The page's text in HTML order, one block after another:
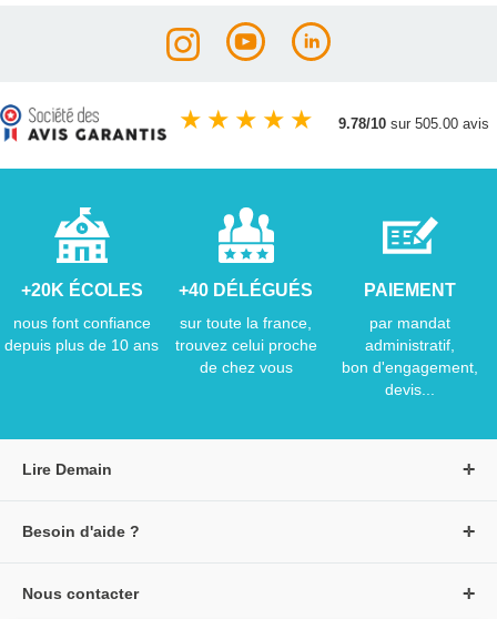
★ ★ ★ ★ ★ 9.78/10 sur 505.00 avis
+20K ÉCOLES
nous font confiance
depuis plus de 10 ans
+40 DÉLÉGUÉS
sur toute la france,
trouvez celui proche
de chez vous
PAIEMENT
par mandat
administratif,
bon d'engagement,
devis...
Lire Demain
Besoin d'aide ?
Nous contacter